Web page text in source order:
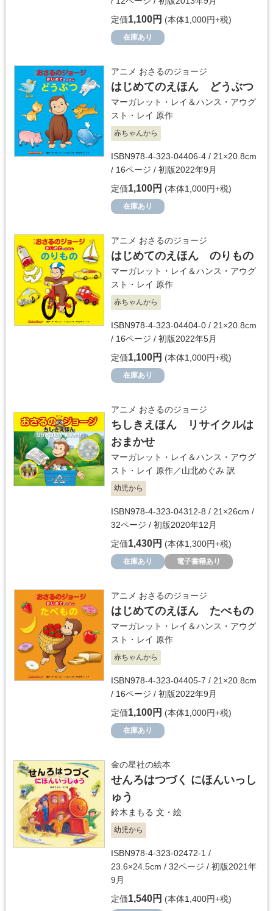
定価1,100円 (本体1,000円+税)
在庫あり
アニメ おさるのジョージ
はじめてのえほん どうぶつ
マーガレット・レイ＆ハンス・アウグ
スト・レイ 原作
赤ちゃんから
ISBN978-4-323-04406-4 / 21×20.8cm
/ 16ページ / 初版2022年9月
定価1,100円 (本体1,000円+税)
在庫あり
アニメ おさるのジョージ
はじめてのえほん のりもの
マーガレット・レイ＆ハンス・アウグ
スト・レイ 原作
赤ちゃんから
ISBN978-4-323-04404-0 / 21×20.8cm
/ 16ページ / 初版2022年5月
定価1,100円 (本体1,000円+税)
在庫あり
アニメ おさるのジョージ
ちしきえほん リサイクルは
おまかせ
マーガレット・レイ＆ハンス・アウグ
スト・レイ 原作／山北めぐみ 訳
幼児から
ISBN978-4-323-04312-8 / 21×26cm /
32ページ / 初版2020年12月
定価1,430円 (本体1,300円+税)
在庫あり 電子書籍あり
アニメ おさるのジョージ
はじめてのえほん たべもの
マーガレット・レイ＆ハンス・アウグ
スト・レイ 原作
赤ちゃんから
ISBN978-4-323-04405-7 / 21×20.8cm
/ 16ページ / 初版2022年9月
定価1,100円 (本体1,000円+税)
在庫あり
金の星社の絵本
せんろはつづく にほんいっし
ゅう
鈴木まもる 文・絵
幼児から
ISBN978-4-323-02472-1 /
23.6×24.5cm / 32ページ / 初版2021年
9月
定価1,540円 (本体1,400円+税)